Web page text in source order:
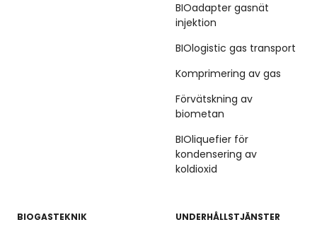
BIOadapter gasnät
injektion
BIOlogistic gas transport
Komprimering av gas
Förvätskning av
biometan
BIOliquefier för
kondensering av
koldioxid
BIOGASTEKNIK UNDERHÅLLSTJÄNSTER